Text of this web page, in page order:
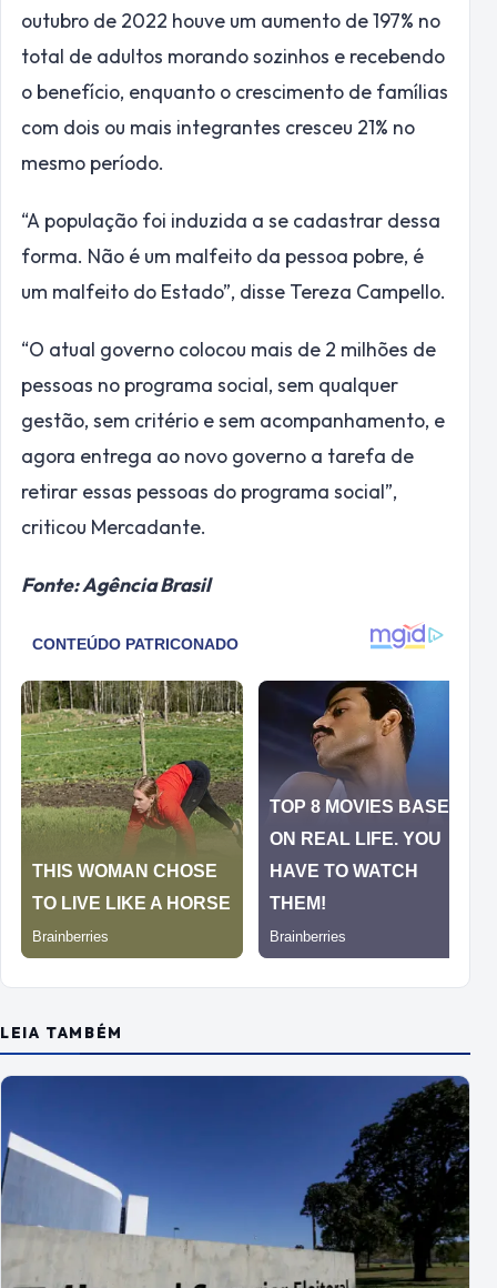
outubro de 2022 houve um aumento de 197% no
total de adultos morando sozinhos e recebendo
o benefício, enquanto o crescimento de famílias
com dois ou mais integrantes cresceu 21% no
mesmo período.
“A população foi induzida a se cadastrar dessa
forma. Não é um malfeito da pessoa pobre, é
um malfeito do Estado”, disse Tereza Campello.
“O atual governo colocou mais de 2 milhões de
pessoas no programa social, sem qualquer
gestão, sem critério e sem acompanhamento, e
agora entrega ao novo governo a tarefa de
retirar essas pessoas do programa social”,
criticou Mercadante.
Fonte: Agência Brasil
LEIA TAMBÉM